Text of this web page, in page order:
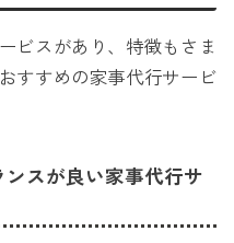
ビスがあり、特徴もさま
すすめの家事代行サービ
スが良い家事代行サ